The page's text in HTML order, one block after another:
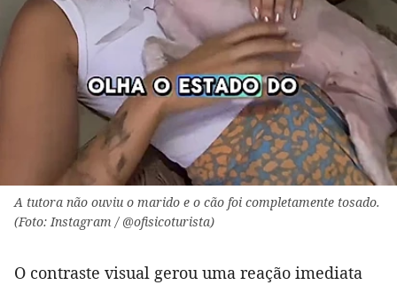
A tutora não ouviu o marido e o cão foi completamente tosado.
(Foto: Instagram / @ofisicoturista)
O contraste visual gerou uma reação imediata